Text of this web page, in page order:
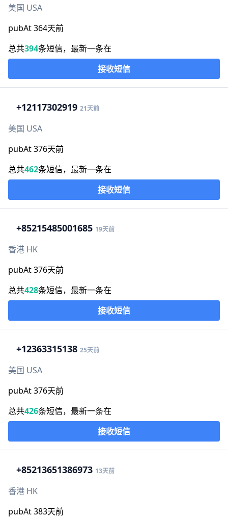
美国 USA
pubAt 364天前
总共394条短信，最新一条在
接收短信
+12117302919 21天前
美国 USA
pubAt 376天前
总共462条短信，最新一条在
接收短信
+85215485001685 19天前
香港 HK
pubAt 376天前
总共428条短信，最新一条在
接收短信
+12363315138 25天前
美国 USA
pubAt 376天前
总共426条短信，最新一条在
接收短信
+85213651386973 13天前
香港 HK
pubAt 383天前